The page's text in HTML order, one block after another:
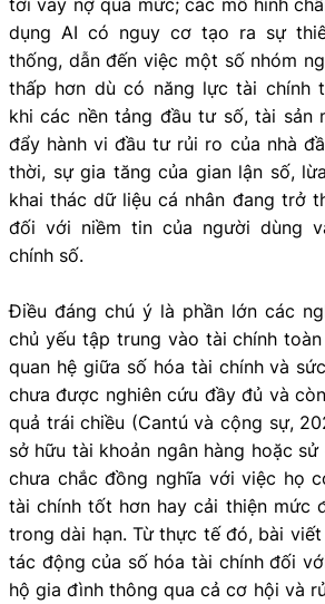
dụng AI có nguy cơ tạo ra sự
thống, dẫn đến việc một số nhóm
thấp hơn dù có năng lực tài chính
khi các nền tảng đầu tư số, tài sản
đẩy hành vi đầu tư rủi ro của nhà
thời, sự gia tăng của gian lận số,
khai thác dữ liệu cá nhân đang trở
đối với niềm tin của người dùng
chính số.
Điều đáng chú ý là phần lớn các
chủ yếu tập trung vào tài chính
quan hệ giữa số hóa tài chính và
chưa được nghiên cứu đầy đủ và
quả trái chiều (Cantú và cộng sự,
sở hữu tài khoản ngân hàng hoặc
chưa chắc đồng nghĩa với việc họ
tài chính tốt hơn hay cải thiện mức
trong dài hạn. Từ thực tế đó, bài
tác động của số hóa tài chính đối
hộ gia đình thông qua cả cơ hội và